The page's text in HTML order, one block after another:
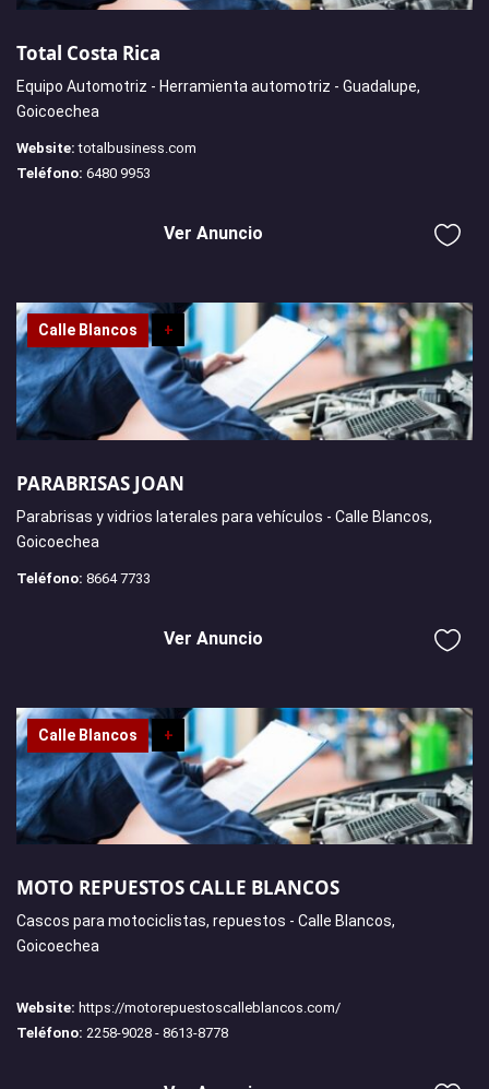
Total Costa Rica
Equipo Automotriz - Herramienta automotriz - Guadalupe,
Goicoechea
Website: totalbusiness.com
Teléfono: 6480 9953
Ver Anuncio
Calle Blancos +
PARABRISAS JOAN
Parabrisas y vidrios laterales para vehículos - Calle Blancos,
Goicoechea
Teléfono: 8664 7733
Ver Anuncio
Calle Blancos +
MOTO REPUESTOS CALLE BLANCOS
Cascos para motociclistas, repuestos - Calle Blancos,
Goicoechea
Website: https://motorepuestoscalleblancos.com/
Teléfono: 2258-9028 - 8613-8778